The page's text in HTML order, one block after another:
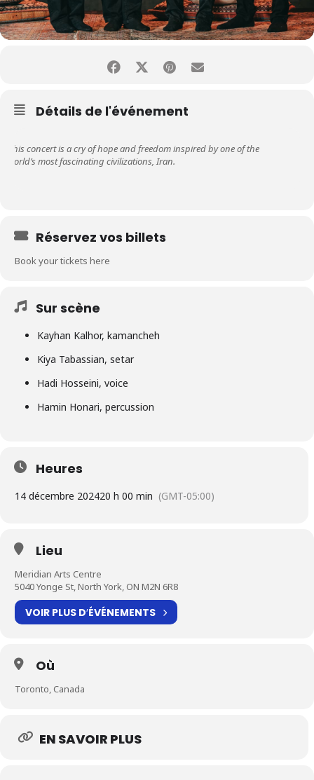
Détails de l'événement
This concert is a cry of hope and freedom inspired by one of the
world’s most fascinating civilizations, Iran.
Réservez vos billets
Book your tickets here
Sur scène
Kayhan Kalhor, kamancheh
Kiya Tabassian, setar
Hadi Hosseini, voice
Hamin Honari, percussion
Heures
14 décembre 202420 h 00 min (GMT-05:00)
Lieu
Meridian Arts Centre
5040 Yonge St, North York, ON M2N 6R8
VOIR PLUS D′ÉVÉNEMENTS
Où
Toronto, Canada
EN SAVOIR PLUS